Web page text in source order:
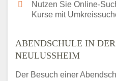
Nutzen Sie Online-
Kurse mit
ABENDSCHULE IN
NEULUSSHEIM
Der Besuch einer